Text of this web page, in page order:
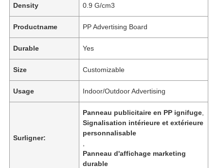
Density 0.9 G/cm3
Productname PP Advertising Board
Durable Yes
Size Customizable
Usage Indoor/Outdoor Advertising
Surligner:
Panneau publicitaire en PP ignifuge
Signalisation intérieure et extérieure
personnalisable
Panneau d'affichage marketing
durable